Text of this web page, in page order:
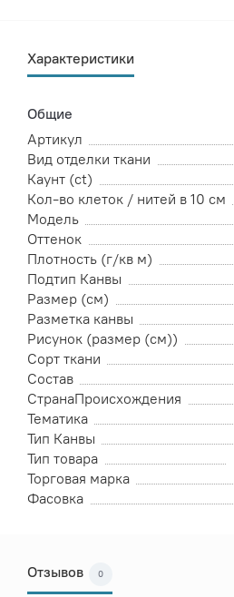
Характеристики
Общие
Артикул
Вид отделки ткани
Каунт (ct)
Кол-во клеток / нитей в 10 см
Модель
Оттенок
Плотность (г/кв м)
Подтип Канвы
Размер (см)
Разметка канвы
Рисунок (размер (см))
Сорт ткани
Состав
СтранаПроисхождения
Тематика
Тип Канвы
Тип товара
Торговая марка
Фасовка
Отзывов 0